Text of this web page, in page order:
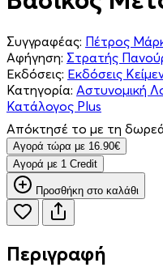
Συγγραφέας: Πέτρος
Αφήγηση: Στρατής
Εκδόσεις: Εκδόσεις
Κατηγορία: Αστυνομική
Κατάλογος Plus
Απόκτησέ το με τη
Aγορά τώρα με 16.90€
Aγορά με 1 Credit
Προσθήκη στο καλάθι
Περιγραφή